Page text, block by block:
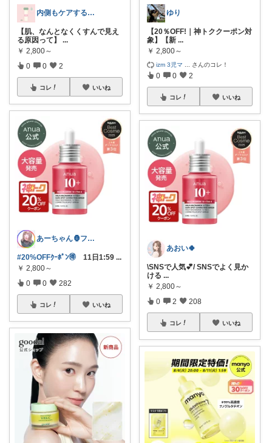
内側もケアする美肌習慣ROOM
【肌、なんとなくくすんで見え
る原因って】 ...
￥ 2,800～
0 0 2
コレ いいね
あーちゃん🦍フォロワー様1万人🙇💖
#20%OFFｸｰﾎﾟﾝ🉐 11日1:59 ...
￥ 2,800～
0 0 282
コレ いいね
ゆり
【20％OFF!｜神トククーポン対
象】【新 ...
￥ 2,800～
izm 3児マ さんのコレ！
0 0 2
コレ いいね
あおい🍀
\SNSで人気💕/ SNSでよく見か
ける ...
￥ 2,800～
0 2 208
コレ いいね